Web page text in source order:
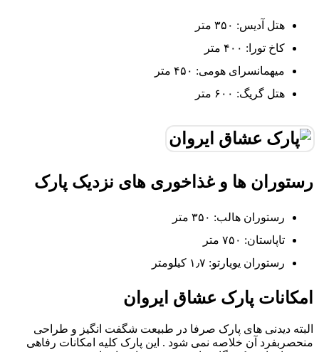
هتل آدیس: ۳۵۰ متر
کاخ تورا: ۴۰۰ متر
میهمانسرای هومی: ۴۵۰ متر
هتل گریگ: ۶۰۰ متر
رستوران ها و غذاخوری های نزدیک پارک
رستوران هالب: ۳۵۰ متر
تاپاستان: ۷۵۰ متر
رستوران یویارتو: ۱٫۷ کیلومتر
امکانات پارک عشاق ایروان
البته دیدنی های پارک صرفا در طبیعت شگفت انگیز و طراحی
منحصربفرد آن خلاصه نمی شود . این پارک کلیه امکانات رفاهی